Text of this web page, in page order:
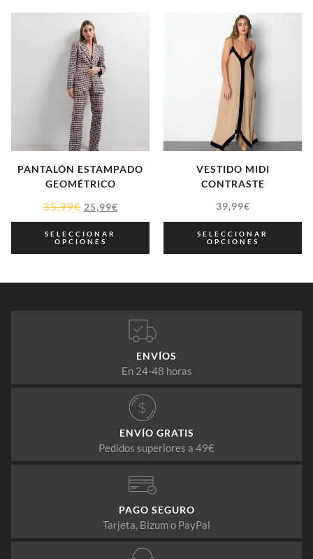
PANTALÓN ESTAMPADO
GEOMÉTRICO
35,99€ 25,99€
SELECCIONAR
OPCIONES
VESTIDO MIDI
CONTRASTE
39,99€
SELECCIONAR
OPCIONES
ENVÍOS
En 24-48 horas
ENVÍO GRATIS
Pedidos superiores a 49€
PAGO SEGURO
Tarjeta, Bizum o PayPal